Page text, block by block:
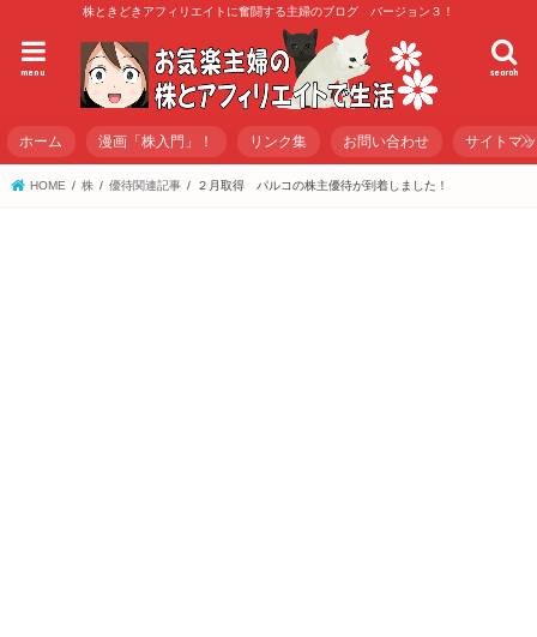
株ときどきアフィリエイトに奮闘する主婦のブログ バージョン３！
search
menu
ホーム 漫画「株入門」！ リンク集 お問い合わせ サイトマ
HOME 株 優待関連記事 ２月取得 パルコの株主優待が到着しました！